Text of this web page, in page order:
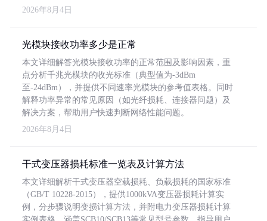
2026年8月4日
光模块接收功率多少是正常
本文详细解答光模块接收功率的正常范围及影响因素，重
点分析千兆光模块的收光标准（典型值为-3dBm
至-24dBm），并提供不同速率光模块的参考值表格。同时
解释功率异常的常见原因（如光纤损耗、连接器问题）及
解决方案，帮助用户快速判断网络性能问题。
2026年8月4日
干式变压器损耗标准一览表及计算方法
本文详细解析干式变压器空载损耗、负载损耗的国家标准
（GB/T 10228-2015），提供1000kVA变压器损耗计算实
例，分步骤说明变损计算方法，并附电力变压器损耗计算